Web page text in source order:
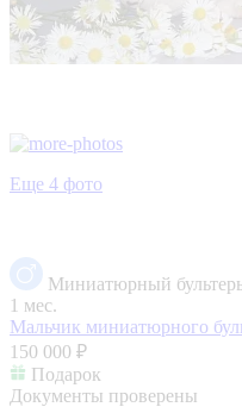
Еще 4 фото
Миниатюрный
1 мес.
Мальчик миниатюрного
150 000 ₽
Подарок
Документы проверены